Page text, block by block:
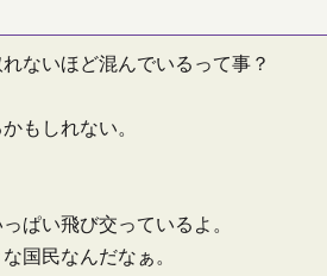
ないほど混んでいるって事？
もしれない。
ぱい飛び交っているよ。
国民なんだなぁ。